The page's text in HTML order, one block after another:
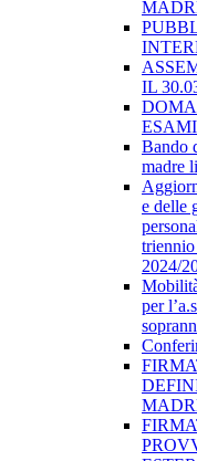
IL
Bando
madre
e delle
2024/
per